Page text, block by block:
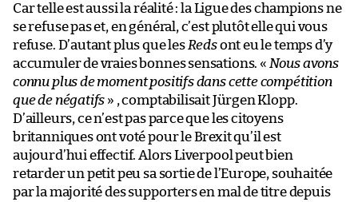
Car telle est aussi la réalité : la Ligue des champions ne
se refuse pas et, en général, c’est plutôt elle qui vous
refuse. D’autant plus que les Redsont eu le temps d’y
accumuler de vraies bonnes sensations. « Nous avons
connu plus de moment positifs dans cette compétition
que de négatifs » , comptabilisait Jürgen Klopp.
D’ailleurs, ce n’est pas parce que les citoyens
britanniques ont voté pour le Brexit qu’il est
aujourd’hui effectif. Alors Liverpool peut bien
retarder un petit peu sa sortie de l’Europe, souhaitée
par la majorité des supporters en mal de titre depuis